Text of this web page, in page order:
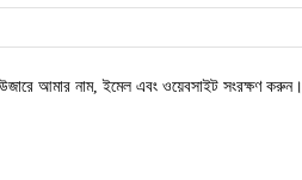
আমার নাম, ইমেল এবং ওয়েবসাইট সংরক্ষণ করুন।